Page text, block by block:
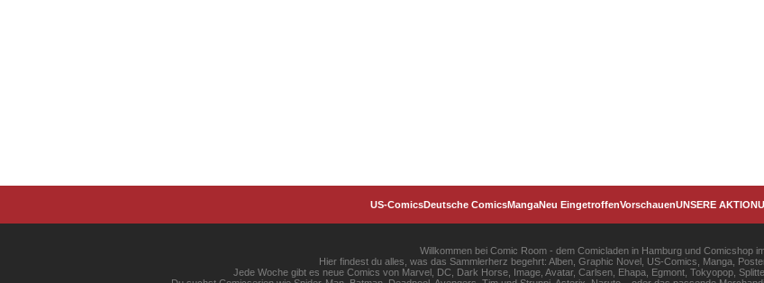
US-ComicsDeutsche ComicsMangaNeu EingetroffenVorschauenUNSERE AKTION
Willkommen bei Comic Room - dem Comicladen in Hamburg und Comicshop
Hier findest du alles, was das Sammlerherz begehrt: Alben, Graphic Novel, US-Comics, Manga,
Jede Woche gibt es neue Comics von Marvel, DC, Dark Horse, Image, Avatar, Carlsen, Ehapa, Egmont, Tokyopop,